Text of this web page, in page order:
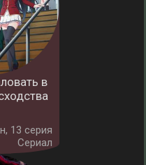
в
13 серия
Сериал